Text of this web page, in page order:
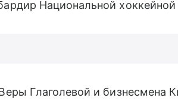
Национальной хоккейной
Глаголевой и бизнесмена